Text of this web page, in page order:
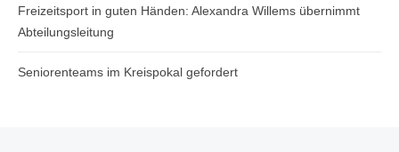
Freizeitsport in guten Händen: Alexandra Willems übernimmt
Abteilungsleitung
Seniorenteams im Kreispokal gefordert